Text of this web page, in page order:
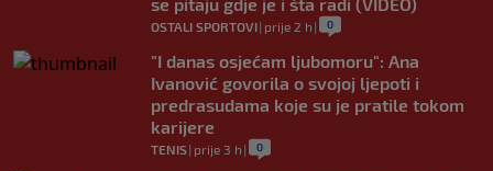
OSTALI SPORTOVI| prije 2 h | 0
"I danas osjećam ljubomoru": Ana
Ivanović govorila o svojoj ljepoti i
predrasudama koje su je pratile tokom
karijere
TENIS| prije 3 h | 0